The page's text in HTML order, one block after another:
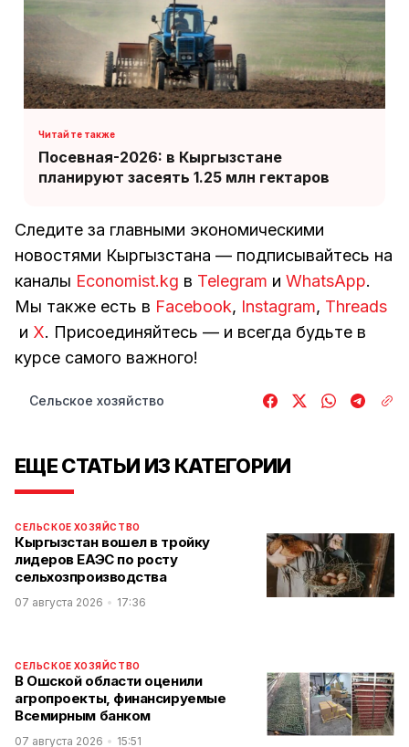
Посевная-2026: в Кыргызстане
планируют засеять 1.25 млн гектаров
Следите за главными экономическими
новостями Кыргызстана — подписывайтесь на
каналы Economist.kg в Telegram и WhatsApp.
Мы также есть в Facebook, Instagram, Threads
и Х. Присоединяйтесь — и всегда будьте в
курсе самого важного!
Сельское хозяйство
ЕЩЕ СТАТЬИ ИЗ КАТЕГОРИИ
СЕЛЬСКОЕ ХОЗЯЙСТВО
Кыргызстан вошел в тройку
лидеров ЕАЭС по росту
сельхозпроизводства
07 августа 2026 17:36
СЕЛЬСКОЕ ХОЗЯЙСТВО
В Ошской области оценили
агропроекты, финансируемые
Всемирным банком
07 августа 2026 15:51